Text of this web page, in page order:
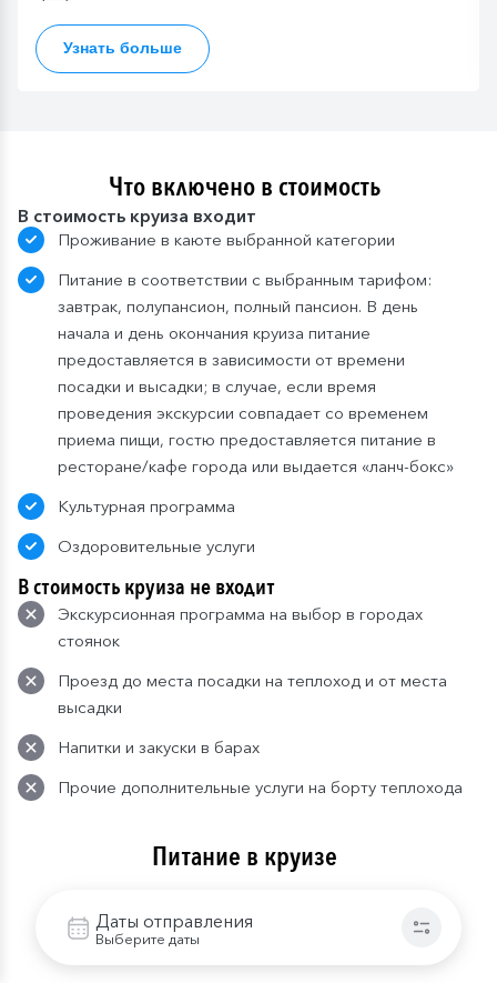
Даты отправления
Выберите даты
Узнать больше
Что включено в стоимость
В стоимость круиза входит
Проживание в каюте выбранной категории
Питание в соответствии с выбранным тарифом:
завтрак, полупансион, полный пансион. В день
начала и день окончания круиза питание
предоставляется в зависимости от времени
посадки и высадки; в случае, если время
проведения экскурсии совпадает со временем
приема пищи, гостю предоставляется питание в
ресторане/кафе города или выдается «ланч-бокс»
Культурная программа
Оздоровительные услуги
В стоимость круиза не входит
Экскурсионная программа на выбор в городах
стоянок
Проезд до места посадки на теплоход и от места
высадки
Напитки и закуски в барах
Прочие дополнительные услуги на борту теплохода
Питание в круизе
тарифом:
Завтрак: завтрак